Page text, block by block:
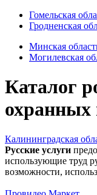
Гомельская
Гродненская
Минская
Могилевская
Каталог
охранных
Калининградская
Русские услуги
использующие труд
возможности,